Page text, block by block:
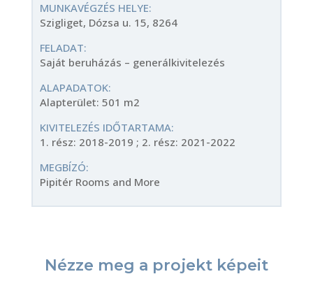
MUNKAVÉGZÉS HELYE:
Szigliget, Dózsa u. 15, 8264
FELADAT:
Saját beruházás – generálkivitelezés
ALAPADATOK:
Alapterület: 501 m2
KIVITELEZÉS IDŐTARTAMA:
1. rész: 2018-2019 ; 2. rész: 2021-2022
MEGBÍZÓ:
Pipitér Rooms and More
Nézze meg a projekt képeit